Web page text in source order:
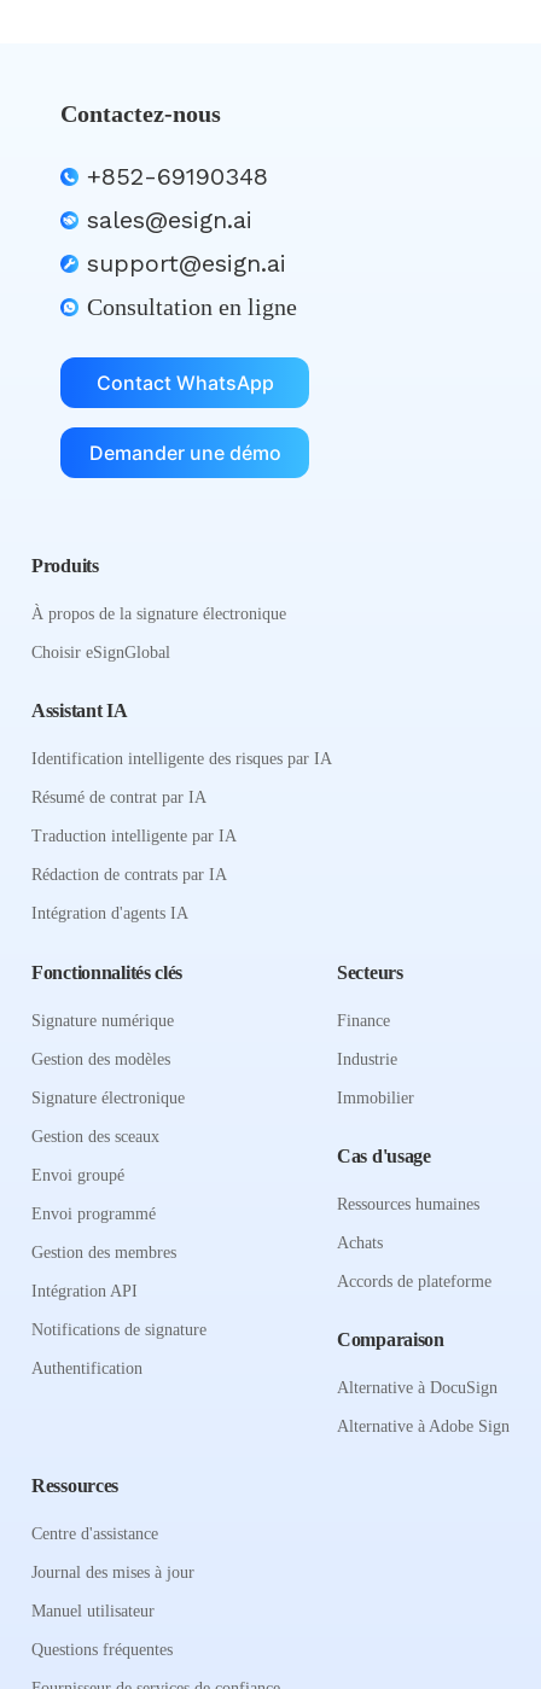
Contactez-nous
+852-69190348
sales@esign.ai
support@esign.ai
Consultation en ligne
Contact WhatsApp
Demander une démo
Produits
À propos de la signature électronique
Choisir eSignGlobal
Assistant IA
Identification intelligente des risques par IA
Résumé de contrat par IA
Traduction intelligente par IA
Rédaction de contrats par IA
Intégration d'agents IA
Fonctionnalités clés
Signature numérique
Gestion des modèles
Signature électronique
Gestion des sceaux
Envoi groupé
Envoi programmé
Gestion des membres
Intégration API
Notifications de signature
Authentification
Secteurs
Finance
Industrie
Immobilier
Cas d'usage
Ressources humaines
Achats
Accords de plateforme
Comparaison
Alternative à DocuSign
Alternative à Adobe Sign
Ressources
Centre d'assistance
Journal des mises à jour
Manuel utilisateur
Questions fréquentes